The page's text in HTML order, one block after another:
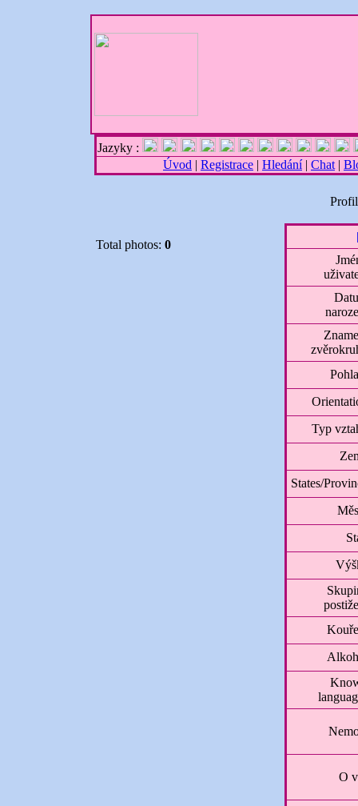
Jazyky :
Úvod | Registrace | Hledání| Chat |
Total photos: 0
Typ
States/
O